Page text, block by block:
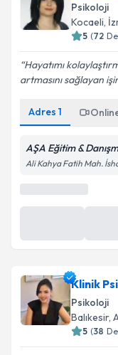
Psikoloji
Kocaeli,
5 (72
Hayatımı
artmasını sağlayan
Adres 1
AŞA Eğitim &
Ali Kahya Fatih Mah.
En Yakın Saatler
Klinik
Psikoloji
Balıkesir,
(